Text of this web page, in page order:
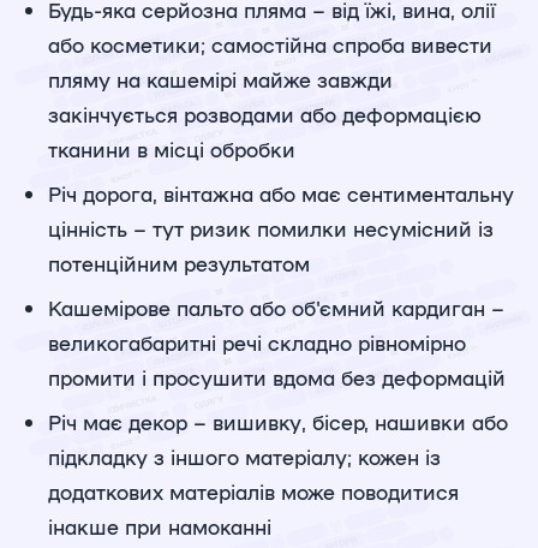
Будь-яка серйозна пляма – від їжі, вина, олії
або косметики; самостійна спроба вивести
пляму на кашемірі майже завжди
закінчується розводами або деформацією
тканини в місці обробки
Річ дорога, вінтажна або має сентиментальну
цінність – тут ризик помилки несумісний із
потенційним результатом
Кашемірове пальто або об'ємний кардиган –
великогабаритні речі складно рівномірно
промити і просушити вдома без деформацій
Річ має декор – вишивку, бісер, нашивки або
підкладку з іншого матеріалу; кожен із
додаткових матеріалів може поводитися
інакше при намоканні